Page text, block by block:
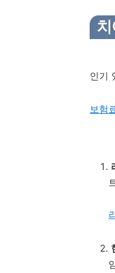
인기
보험